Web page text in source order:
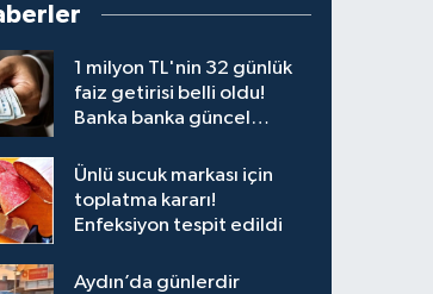
1 milyon TL'nin 32 günlük
faiz getirisi belli oldu!
Banka banka güncel
Ünlü sucuk markası için
toplatma kararı!
Enfeksiyon tespit edildi
Aydın’da günlerdir